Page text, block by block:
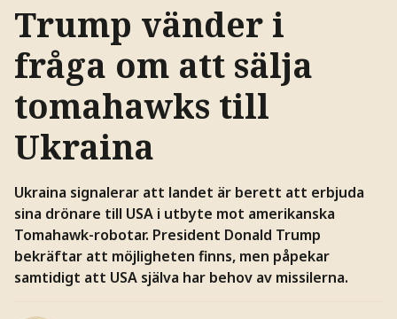
Trump vänder i
fråga om att sälja
tomahawks till
Ukraina
Ukraina signalerar att landet är berett att erbjuda
sina drönare till USA i utbyte mot amerikanska
Tomahawk-robotar. President Donald Trump
bekräftar att möjligheten finns, men påpekar
samtidigt att USA själva har behov av missilerna.